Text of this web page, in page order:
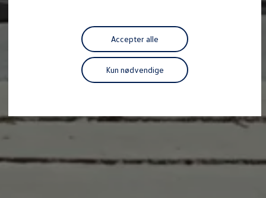
Accepter alle
Kun nødvendige
Fordele ved at vælge autoriseret værksted til din
Om Volkswagen
Nyheder
Tilmeld nyhedsbrev
Pressemeddelser
Kalenderbillede
Garanti
Find forhandler